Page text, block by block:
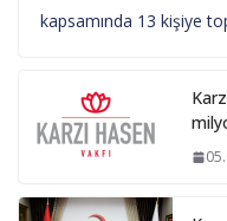
kapsamında 13 kişiye